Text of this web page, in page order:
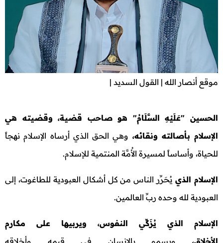
موقع أنصار الله | القول السديد |
الحسين "عَلَيْهِ السَّلَامُ" هو صاحب قضية، وقضيته هي
الإسلام بأصالته ونقائه،وهي الحق الذي أرساه الإسلام نهجاً
للحياة، وأساساً لمسيرة الأُمَّة المنتمية للإسلام.
الإسلام الذي يُحَرِّر الناس من كل أشكال العبودية للطاغوت، إلى
العبودية لله وحده ربِّ العالمين.
الإسلام الذي يُزَكِّي النفوس، ويربيها على مكارم
الأخلاق،ويسمو بالإنسان في قيمه وأخلاقه